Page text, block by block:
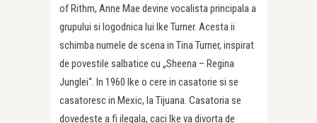
of Rithm, Anne Mae devine vocalista principala a
grupului si logodnica lui Ike Turner. Acesta ii
schimba numele de scena in Tina Turner, inspirat
de povestile salbatice cu „Sheena – Regina
Junglei“. In 1960 Ike o cere in casatorie si se
casatoresc in Mexic, la Tijuana. Casatoria se
dovedeste a fi ilegala, caci Ike va divorta de